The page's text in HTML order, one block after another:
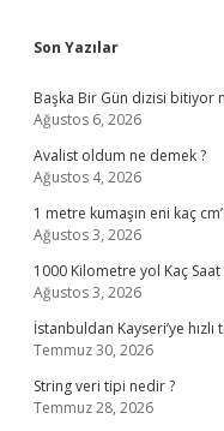
Sidebar
Son Yazılar
Başka Bir Gün dizisi bitiyor
Ağustos 6, 2026
Avalist oldum ne demek ?
Ağustos 4, 2026
1 metre kumaşın eni kaç
Ağustos 3, 2026
1000 Kilometre yol Kaç Saat
Ağustos 3, 2026
İstanbuldan Kayseri’ye hızlı
Temmuz 30, 2026
String veri tipi nedir ?
Temmuz 28, 2026